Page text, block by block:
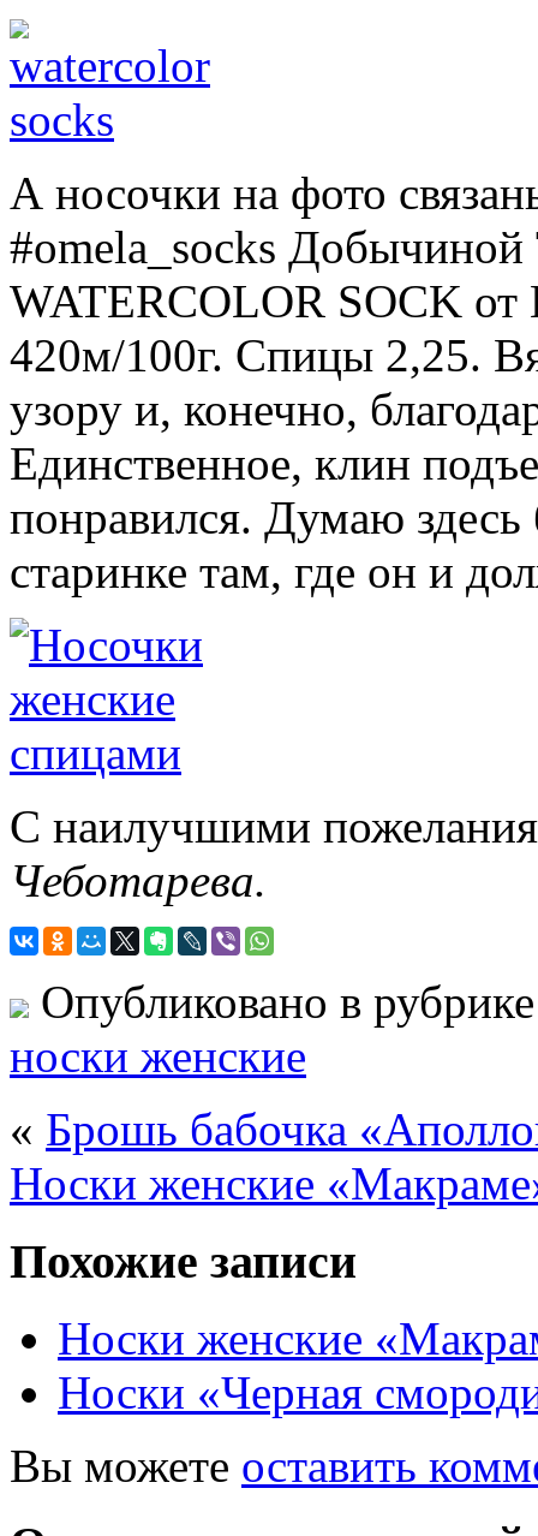
А носочки на фото
#omela_socks
WATERCOLOR SOCK
420м/100г. Спицы 2,25.
узору и, конечно,
Единственное, клин
понравился. Думаю
старинке там, где он и
С наилучшими
Чеботарева.
Опубликовано в
носки женские
« Брошь бабочка
Носки женские
Похожие записи
Носки женские
Носки «Черная
Вы можете оставить